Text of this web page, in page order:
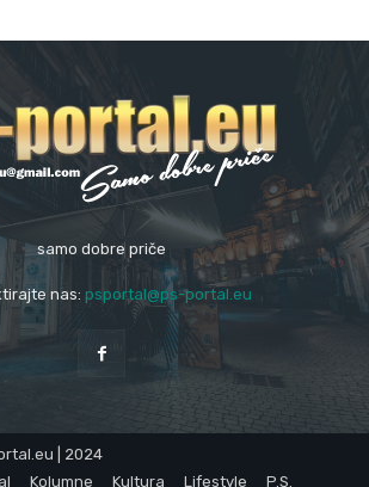
samo dobre priče
nas: psportal@ps-portal.eu
| 2024
Kolumne Kultura Lifestyle P.S.